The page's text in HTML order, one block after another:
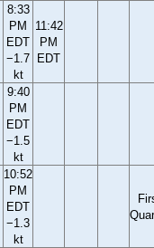
8:33
PM
EDT
−1.7
kt
11:42
PM
EDT
9:40
PM
EDT
−1.5
kt
10:52
PM
EDT
−1.3
kt